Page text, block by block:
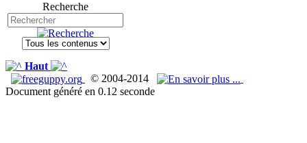
Recherche
Haut
© 2004-2014
Document généré en 0.12 seconde